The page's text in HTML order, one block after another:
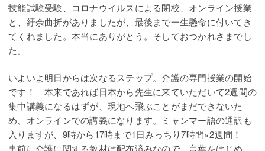
技能試験受験、コロナウイルスによる閉校、オンライン授業
と、紆余曲折がありましたが、最後まで一生懸命に付いてき
てくれました。本当にありがとう。そしておつかれさまでし
た。
いよいよ明日からは次なるステップ。介護の専門授業の開始
です！ 本来であれば日本から先生に来ていただいて2週間の
集中講義になるはずが、現地へ飛ぶことがまだできないた
め、オンラインでの講義になります。ミャンマー語の通訳も
入りますが、9時から17時まで1日みっちり7時間×2週間！
事前に介護に関する教材は配布済みなので、言葉をはじめ、